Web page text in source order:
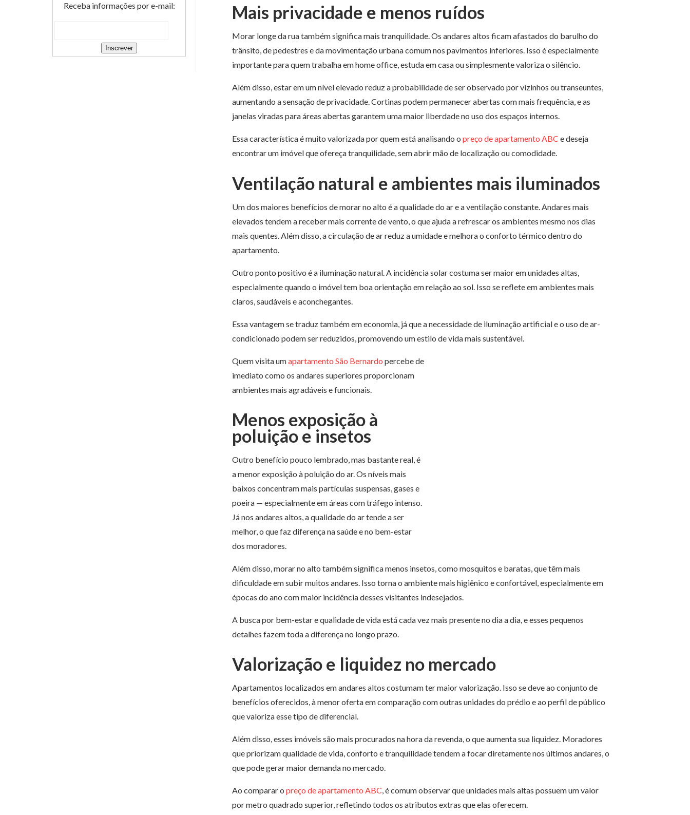
Mais privacidade e menos ruídos
Morar longe da rua também significa mais tranquilidade. Os andares altos ficam afastados do barulho do
trânsito, de pedestres e da movimentação urbana comum nos pavimentos inferiores. Isso é especialmente
importante para quem trabalha em home office, estuda em casa ou simplesmente valoriza o silêncio.
Além disso, estar em um nível elevado reduz a probabilidade de ser observado por vizinhos ou transeuntes,
aumentando a sensação de privacidade. Cortinas podem permanecer abertas com mais frequência, e as
janelas viradas para áreas abertas garantem uma maior liberdade no uso dos espaços internos.
Essa característica é muito valorizada por quem está analisando o preço de apartamento ABC e deseja
encontrar um imóvel que ofereça tranquilidade, sem abrir mão de localização ou comodidade.
Ventilação natural e ambientes mais iluminados
Um dos maiores benefícios de morar no alto é a qualidade do ar e a ventilação constante. Andares mais
elevados tendem a receber mais corrente de vento, o que ajuda a refrescar os ambientes mesmo nos dias
mais quentes. Além disso, a circulação de ar reduz a umidade e melhora o conforto térmico dentro do
apartamento.
Outro ponto positivo é a iluminação natural. A incidência solar costuma ser maior em unidades altas,
especialmente quando o imóvel tem boa orientação em relação ao sol. Isso se reflete em ambientes mais
claros, saudáveis e aconchegantes.
Essa vantagem se traduz também em economia, já que a necessidade de iluminação artificial e o uso de ar-
condicionado podem ser reduzidos, promovendo um estilo de vida mais sustentável.
Quem visita umapartamento São Bernardo percebe de
imediato como os andares superiores proporcionam
ambientes mais agradáveis e funcionais.
Menos exposição à
poluição e insetos
Outro benefício pouco lembrado, mas bastante real, é
a menor exposição à poluição do ar. Os níveis mais
baixos concentram mais partículas suspensas, gases e
poeira — especialmente em áreas com tráfego intenso.
Já nos andares altos, a qualidade do ar tende a ser
melhor, o que faz diferença na saúde e no bem-estar
dos moradores.
Além disso, morar no alto também significa menos insetos, como mosquitos e baratas, que têm mais
dificuldade em subir muitos andares. Isso torna o ambiente mais higiênico e confortável, especialmente em
épocas do ano com maior incidência desses visitantes indesejados.
A busca por bem-estar e qualidade de vida está cada vez mais presente no dia a dia, e esses pequenos
detalhes fazem toda a diferença no longo prazo.
Valorização e liquidez no mercado
Apartamentos localizados em andares altos costumam ter maior valorização. Isso se deve ao conjunto de
benefícios oferecidos, à menor oferta em comparação com outras unidades do prédio e ao perfil de público
que valoriza esse tipo de diferencial.
Além disso, esses imóveis são mais procurados na hora da revenda, o que aumenta sua liquidez. Moradores
que priorizam qualidade de vida, conforto e tranquilidade tendem a focar diretamente nos últimos andares, o
que pode gerar maior demanda no mercado.
Ao comparar o preço de apartamento ABC, é comum observar que unidades mais altas possuem um valor
por metro quadrado superior, refletindo todos os atributos extras que elas oferecem.
Receba informações por e-mail: